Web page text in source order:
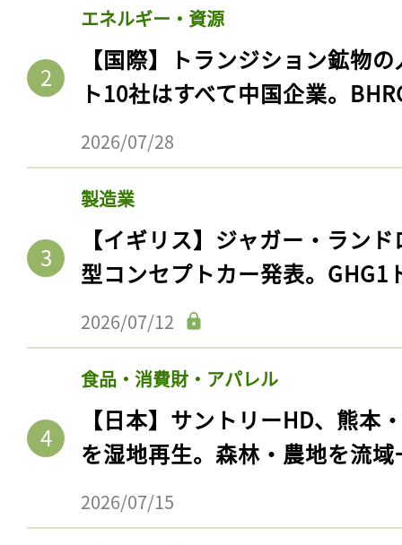
エネルギー・資源
【国際】トランジション鉱物
ト10社はすべて中国企業。
2026/07/28
製造業
【イギリス】ジャガー・ラン
型コンセプトカー発表。GHG1
2026/07/12
食品・消費財・アパレル
【日本】サントリーHD、熊本
を湿地再生。森林・農地を流
2026/07/15